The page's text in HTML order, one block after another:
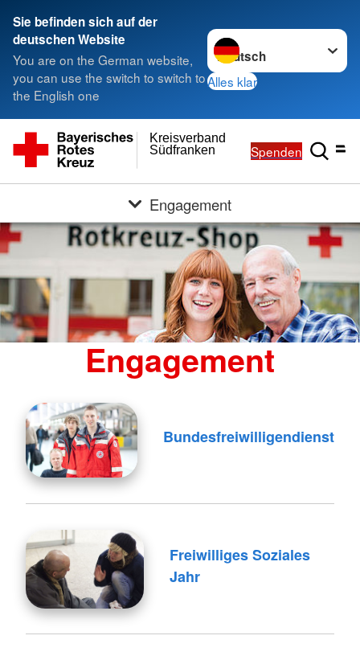
Sie befinden sich auf der
deutschen Website
You are on the German website,
you can use the switch to switch to
the English one
Sprache wechseln zu
Alles klar
Südfranken
Kreisverband
Spenden
Engagement
Engagement
Bundesfreiwilligendienst
Freiwilliges Soziales
Jahr